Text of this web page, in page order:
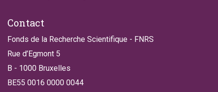
Contact
Fonds de la Recherche Scientifique - FNRS
Rue d’Egmont 5
B - 1000 Bruxelles
BE55 0016 0000 0044